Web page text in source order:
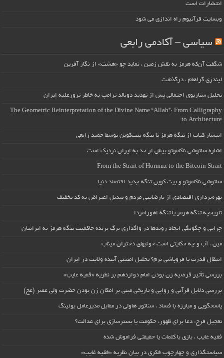
انتشارات است
وبسایت قرآنیوم راه اندازی می شود
سیاسی – آکادمی رابعی
شگفت آن‌که هرمز به نقش زمین ، نماید چو «هشت» از نگار آفرین
لیندزی گراهام ، درگذشت
تحلیل سناریوی احتمالی پس از تهدید دونالد ترامپ به خاطر ترورعلیه ایران
The Geometric Reinterpretation of the Divine Name “Allah”: From Calligraphy
to Architecture
انتشار کتاب از تنگه هرمز تا تنگه بیت‌کوین توسط حمید رابعی
اشاره ساتوشی ناکاموتو بیش از حد به ایران نزدیک است
From the Strait of Hormuz to the Bitcoin Strait
ساتوشی ناکاموتو و بیت کوین تنگه جدید اقتصاد دنیا
بهره‌برداری اقتصادی از نارضایتی مردم و تبدیل اعتراض به کد تخفیف
تاریخچه تنگه هرمز یا تنگه اهورامزدا
چرایی و چگونگی ایجاد روندها در واگذاری برگ برنده حاکمیت تنگه هرمز به ایرانیان
مین ، آب و چه حکایتی است خونبهای دختران میناب
انتقال قدرت یا فروپاشی نرم؟ تحلیل امنیتی آینده ولایت در ایران
بررسی تأثیر فرضیه زن بودن امام دوازدهم بر نظریه «فقیه غایب»
بررسی دلایل قرآنی و روایی و تاریخی مبنی بر امکان زن بودن حضرت ولی عصر (عج)
پاسخگویی و مبارزه با فساد ، سناتور هاولی در مقابل مدیرعامل بوئینگ
تعجیل فرج: دعا برای ظهور، حکومت یا بسترسازی برای عدالت؟
فقیه غایب ، بازی با کلمات یا حقیقتی فراموش شده
سیاستگذاری و چهارچوب فکری در بیان نظریه «فقیه غایب»